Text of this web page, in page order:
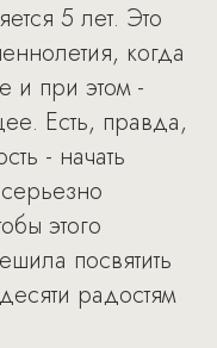
5 лет. Это
когда
и при этом -
Есть, правда,
- начать
этого
посвятить
радостям